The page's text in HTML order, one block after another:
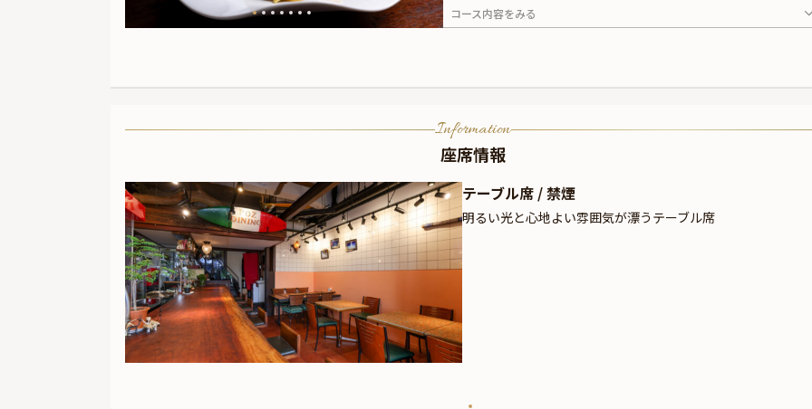
コース内容をみる
Information
座席情報
テーブル席 / 禁煙
明るい光と心地よい雰囲気が漂うテーブル席